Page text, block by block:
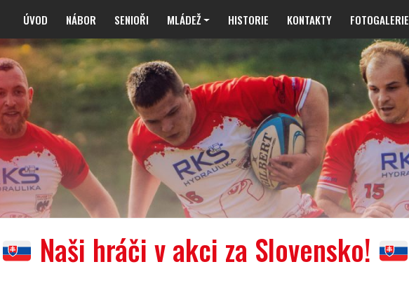
ÚVOD NÁBOR SENIOŘI MLÁDEŽ HISTORIE KONTAKTY FOTOGALERIE
Naši hráči v akci za Slovensko!